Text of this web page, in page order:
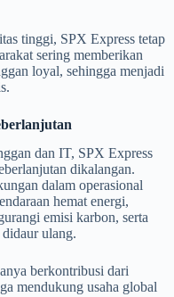
tinggi, SPX Express tetap
sering memberikan
loyal, sehingga menjadi
dan IT, SPX Express
dikalangan.
dalam operasional
hemat energi,
emisi karbon, serta
didaur ulang.
berkontribusi dari
mendukung usaha global